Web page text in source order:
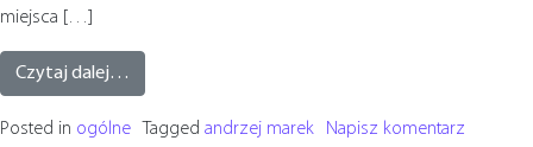
miejsca […]
Czytaj dalej…
Posted in ogólne Tagged andrzej marek Napisz komentarz